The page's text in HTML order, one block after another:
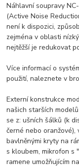
Náhlavní soupravy
(Active Noise
není k dispozici,
zejména v oblasti
nejtěžší je redukovat
Více informací o
použití, naleznete v
Externí konstrukce
našich starších
se z: ušních šálků (k
černé nebo oranžové),
bavlněnými krytyna
s kloubem, mikrofon s
ramene umožňujícím